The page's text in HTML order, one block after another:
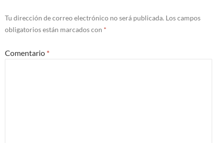
Tu dirección de correo electrónico no será publicada. Los campos
obligatorios están marcados con *
Comentario *